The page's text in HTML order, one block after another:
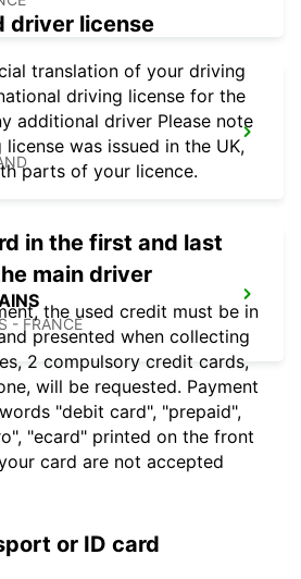
- FRANCE
driver license
translation of your driving
driving license for the
additional driver Please note
was issued in the UK,
parts of your licence.
in the first and last
main driver
the used credit must be in
presented when collecting
2 compulsory credit cards,
will be requested. Payment
"debit card", "prepaid",
"ecard" printed on the front
card are not accepted
or ID card